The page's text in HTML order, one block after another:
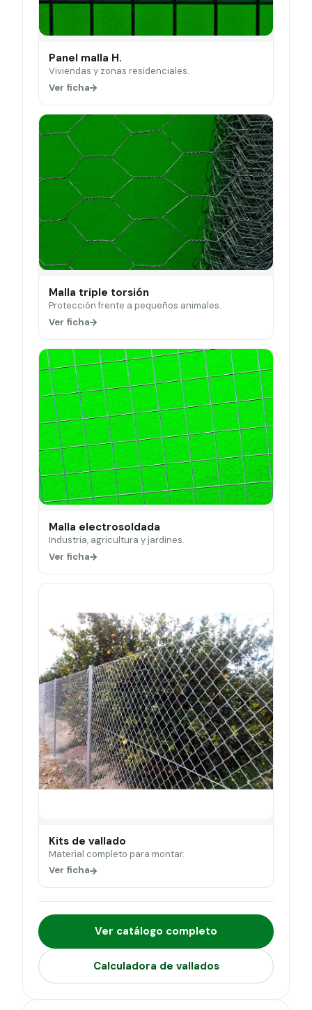
Panel malla H.
Viviendas y zonas residenciales.
Ver ficha
Malla triple torsión
Protección frente a pequeños animales.
Ver ficha
Malla electrosoldada
Industria, agricultura y jardines.
Ver ficha
Kits de vallado
Material completo para montar.
Ver ficha
Ver catálogo completo
Calculadora de vallados